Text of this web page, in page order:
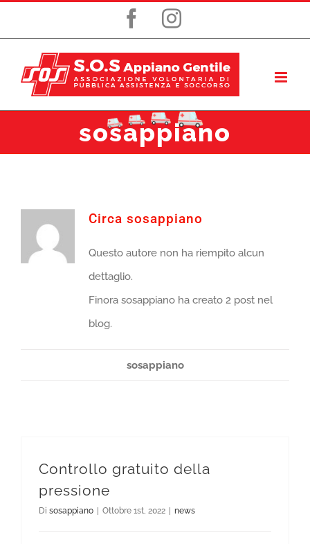
contenuto
FacebookInstagram
sosappiano
Circa sosappiano
Questo autore non ha riempito alcun
dettaglio.
Finora sosappiano ha creato 2 post nel
blog.
sosappiano
Controllo gratuito della
pressione
Di sosappiano Ottobre 1st, 2022 news